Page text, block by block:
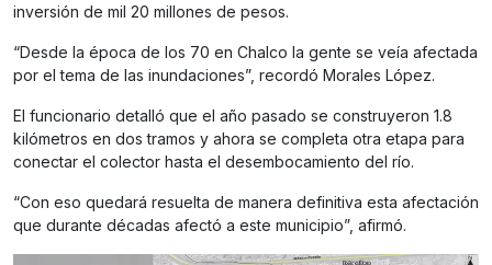
inversión de mil 20 millones de pesos.
“Desde la época de los 70 en Chalco la gente se veía afectada
por el tema de las inundaciones”, recordó Morales López.
El funcionario detalló que el año pasado se construyeron 1.8
kilómetros en dos tramos y ahora se completa otra etapa para
conectar el colector hasta el desembocamiento del río.
“Con eso quedará resuelta de manera definitiva esta afectación
que durante décadas afectó a este municipio”, afirmó.